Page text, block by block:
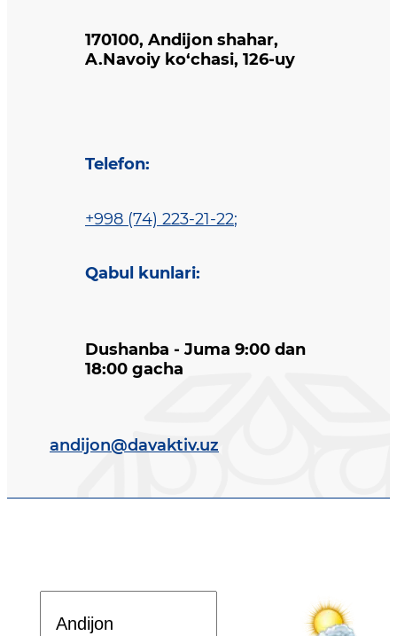
170100, Andijon shahar,
A.Navoiy ko‘chasi, 126-uy
Telefon:
+998 (74) 223-21-22;
Qabul kunlari:
Dushanba - Juma 9:00 dan
18:00 gacha
andijon@davaktiv.uz